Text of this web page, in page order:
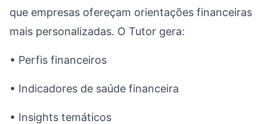
que empresas ofereçam orientações financeiras
mais personalizadas. O Tutor gera:
• Perfis financeiros
• Indicadores de saúde financeira
• Insights temáticos